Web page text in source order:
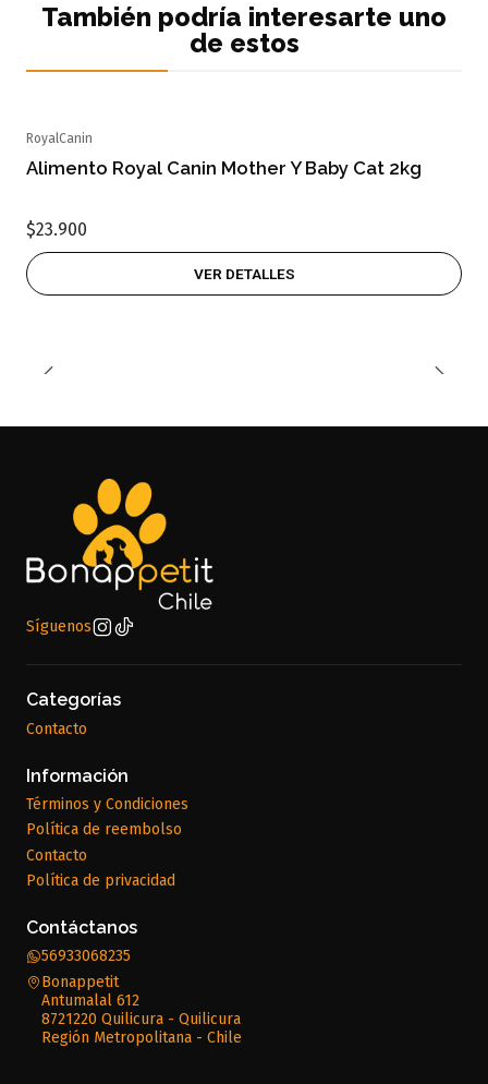
También podría interesarte uno
de estos
RoyalCanin
Alimento Royal Canin Mother Y Baby Cat 2kg
$23.900
VER DETALLES
Síguenos
Categorías
Contacto
Información
Términos y Condiciones
Política de reembolso
Contacto
Política de privacidad
Contáctanos
56933068235
Bonappetit
Antumalal 612
8721220 Quilicura - Quilicura
Región Metropolitana - Chile